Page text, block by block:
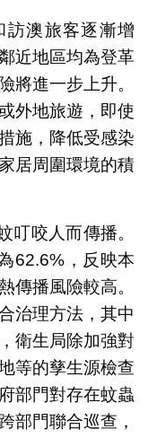
訪澳旅客逐漸增
近地區均為登革
將進一步上升。
外地旅遊，即使
施，降低受感染
居周圍環境的積
叮咬人而傳播。
62.6%，反映本
傳播風險較高。
治理方法，其中
衛生局除加強對
等的孳生源檢查
部門對存在蚊蟲
部門聯合巡查，